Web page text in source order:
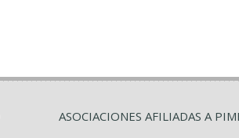
ASOCIACIONES AFILIADAS A